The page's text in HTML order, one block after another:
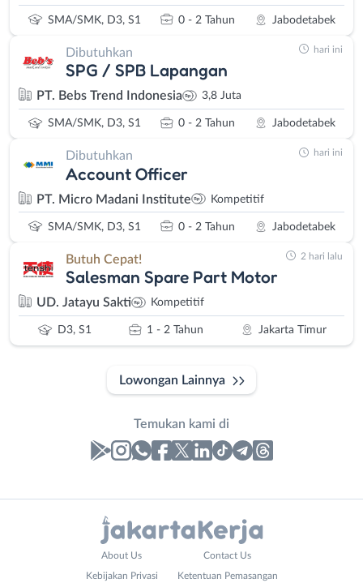
SMA/SMK, D3, S1 0 - 2 Tahun Jabodetabek
Dibutuhkan
SPG / SPB Lapangan
PT. Bebs Trend Indonesia 3,8 Juta
SMA/SMK, D3, S1 0 - 2 Tahun Jabodetabek
hari ini
Dibutuhkan
Account Officer
PT. Micro Madani Institute Kompetitif
SMA/SMK, D3, S1 0 - 2 Tahun Jabodetabek
hari ini
Butuh Cepat!
Salesman Spare Part Motor
UD. Jatayu Sakti Kompetitif
D3, S1 1 - 2 Tahun Jakarta Timur
2 hari lalu
Lowongan Lainnya
Temukan kami di
About Us Contact Us
Kebijakan Privasi Ketentuan Pemasangan